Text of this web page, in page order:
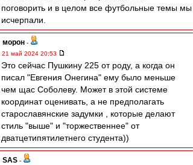
поговорить и в целом все футбольные темы мы
исчерпали.
морон -
21 май 2024 20:53
Это сейчас Пушкину 225 от роду, а когда он
писал "Евгения Онегина" ему было меньше
чем щас Соболеву. Может в этой системе
координат оценивать, а не предполагать
старославянские задумки , которые делают
стиль "выше" и "торжественнее" от
дватцетипятилетнего студента))
SAS -